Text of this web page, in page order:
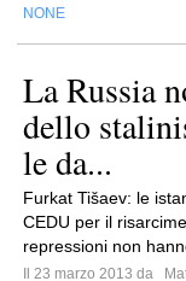
NONE
La Russia
dello
le da...
Furkat Tišaev: le
CEDU per il
repressioni non
Il 23 marzo 2013 da